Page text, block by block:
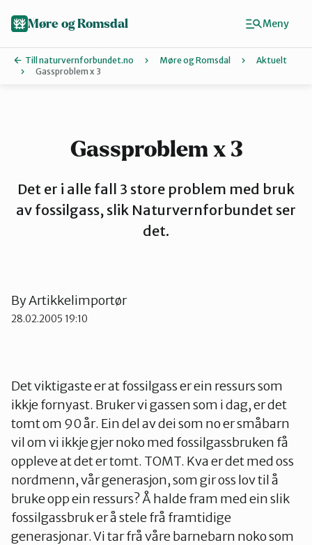
Aure
Kristiansund og Averøy
Rauma
Tingvoll
Møre og Romsdal
Till naturvernforbundet.no Møre og Romsdal
Aktuelt
Gassproblem x 3
Gassproblem x 3
Det er i alle fall 3 store problem med bruk
av fossilgass, slik Naturvernforbundet ser
det.
ByArtikkelimportør
28.02.2005 19:10
Det viktigaste er at fossilgass er ein ressurs som
ikkje fornyast. Bruker vi gassen som i dag, er det
tomt om 90 år. Ein del av dei som no er småbarn
vil om vi ikkje gjer noko med fossilgassbruken få
oppleve at det er tomt. TOMT. Kva er det med oss
nordmenn, vår generasjon, som gir oss lov til å
bruke opp ein ressurs? Å halde fram med ein slik
fossilgassbruk er å stele frå framtidige
generasjonar. Vi tar frå våre barnebarn noko som